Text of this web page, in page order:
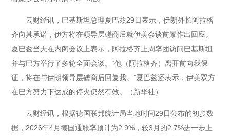
云财经讯，巴基斯坦总理夏巴兹29日表示，伊朗外长阿拉格
齐向其承诺，伊方将在领导层磋商后就伊美会谈前景作出回应。
夏巴兹当天在内阁会议上表示，阿拉格齐上周率团访问巴基斯坦
并与巴方举行了多轮全面会谈。“他（阿拉格齐）离开前向我保
证，将在与伊朗领导层磋商后回复我。”夏巴兹还表示，伊美双方
在巴方努力下达成的停火仍然有效。（新华社）
云财经讯，根据德国联邦统计局当地时间29日公布的初步数
据，2026年4月德国通胀率预计为2.9%，较3月的2.7%进一步上